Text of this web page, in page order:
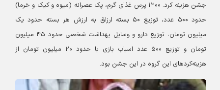
جشن هزینه کرد. ۱۲۰۰ پرس غذای گرم، پک عصرانه (میوه و کیک و خرما)
حدود ۵۰۰ عدد، توزیع ۵۰ بسته ارزاق به ارزش هر بسته حدود یک
میلیون تومان، توزیع دارو و وسایل بهداشت شخصی حدود ۴۵ میلیون
تومان و توزیع ۵۰۰ عدد اسباب بازی با حدود ۲۰ میلیون تومان از
هزینه‌کردهای این گروه در این جشن بود.